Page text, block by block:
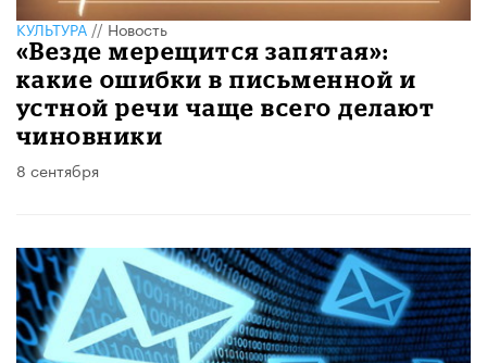
КУЛЬТУРА//Новость
«Везде мерещится запятая»:
какие ошибки в письменной и
устной речи чаще всего делают
чиновники
8 сентября